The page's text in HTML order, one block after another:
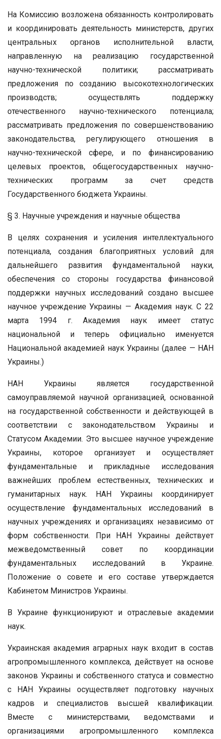
На Комиссию возложена обязанность контролировать
и координировать деятельность министерств, других
центральных органов исполнительной власти,
направленную на реализацию государственной
научно-технической политики; рассматривать
предложения по созданию высокотехнологических
производств; осуществлять поддержку
отечественного научно-технического потенциала;
рассматривать предложения по совершенствованию
законодательства, регулирующего отношения в
научно-технической сфере, и по финансированию
целевых проектов, общегосударственных научно-
технических программ за счет средств
Государственного бюджета Украины.
§ 3. Научные учреждения и научные общества
В целях сохранения и усиления интеллектуального
потенциала, создания благоприятных условий для
дальнейшего развития фундаментальной науки,
обеспечения со стороны государства финансовой
поддержки научных исследований создано высшее
научное учреждение Украины — Академия наук. С 22
марта 1994 г. Академия наук имеет статус
национальной и теперь официально именуется
Национальной академией наук Украины (далее — НАН
Украины.)
НАН Украины является государственной
самоуправляемой научной организацией, основанной
на государственной собственности и действующей в
соответствии с законодательством Украины и
Статусом Академии. Это высшее научное учреждение
Украины, которое организует и осуществляет
фундаментальные и прикладные исследования
важнейших проблем естественных, технических и
гуманитарных наук. НАН Украины координирует
осуществление фундаментальных исследований в
научных учреждениях и организациях независимо от
форм собственности. При НАН Украины действует
межведомственный совет по координации
фундаментальных исследований в Украине.
Положение о совете и его составе утверждается
Кабинетом Министров Украины.
В Украине функционируют и отраслевые академии
наук.
Украинская академия аграрных наук входит в состав
агропромышленного комплекса, действует на основе
законов Украины и собственного статуса и совместно
с НАН Украины осуществляет подготовку научных
кадров и специалистов высшей квалификации.
Вместе с министерствами, ведомствами и
организациями агропромышленного комплекса